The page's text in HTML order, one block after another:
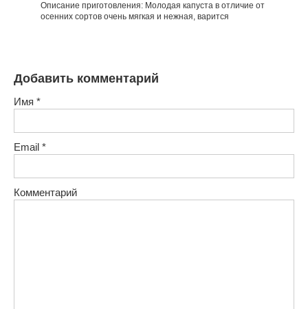
Описание приготовления: Молодая капуста в отличие от
осенних сортов очень мягкая и нежная, варится
Добавить комментарий
Имя *
Email *
Комментарий